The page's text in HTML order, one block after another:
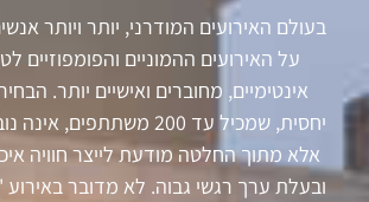
בעולם האירועים המודרני, יותר ויותר
על האירועים ההמוניים והפומפוזיים
אינטימיים, מחוברים ואישיים יותר.
יחסית, שמכיל עד 200
אלא מתוך החלטה מודעת לייצר חוויה
ובעלת ערך רגשי גבוה. לא מדובר